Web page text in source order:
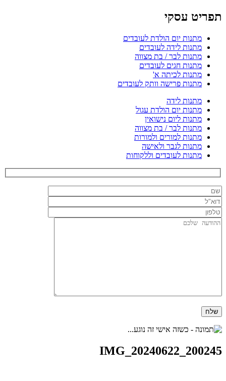
תפריט עסקי
מתנות יום הולדת לעובדים
מתנות לידה לעובדים
מתנות לבר / בת מצווה
מתנות חגים לעובדים
מתנות לכיתה א'
מתנות פרישה וותק לעובדים
מתנות לידה
מתנות יום הולדת עגול
מתנות ליום נישואין
מתנות לבר / בת מצווה
מתנות למורים ולמורות
מתנות לגבר ולאישה
מתנות לעובדים וללקוחות
IMG_20240622_200245